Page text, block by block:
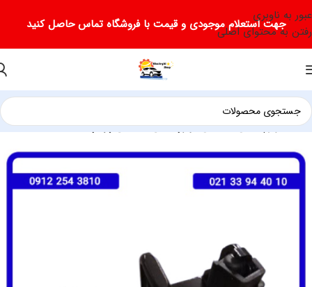
عبور به ناوبری
رفتن به محتوای اصلی
جهت استعلام موجودی و قیمت با فروشگاه تماس حاصل کنید
خانه لوازم یدکی فیدلیتی لوازم یدکی فیدلیتی پرایم